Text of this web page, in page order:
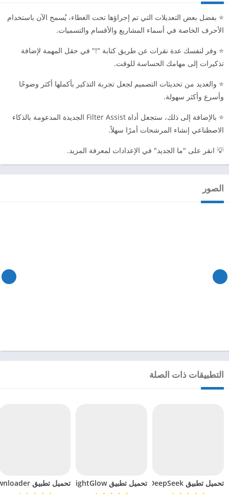
⭐️ بفضل بعض التعديلات التي تم إجراؤها تحت الغطاء، يُسمح الآن باستخدام
الأحرف الخاصة في أسماء المشاريع والأقسام والتسميات.
⭐️ وفر لنفسك عدة نقرات عن طريق كتابة "!" في حقل المهمة لإضافة
تذكيرات إلى مهامك الحساسة للوقت.
⭐️ والعديد من تحديثات التصميم لجعل تجربة التذكير بأكملها أكثر وضوحًا
وأسرع وأكثر سهولة.
⭐️ بالإضافة إلى ذلك، ستجعل أداة Filter Assist الجديدة المدعومة بالذكاء
الاصطناعي إنشاء المرشحات أمرًا سهلاً.
💡 انقر على "ما الجديد" في الإعدادات لمعرفة المزيد.
الصور
التطبيقات ذات الصلة
تحميل تطبيق DeepSeek مهكر للاندرويد 2025 تحميل تطبيق BrightGlow مهكر للاندرويد 2024 تحميل تطبيق mp4 video downloader مهكر للاندرويد 2024